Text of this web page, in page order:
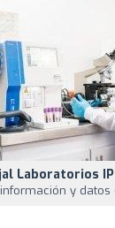
Laboratorios
y datos